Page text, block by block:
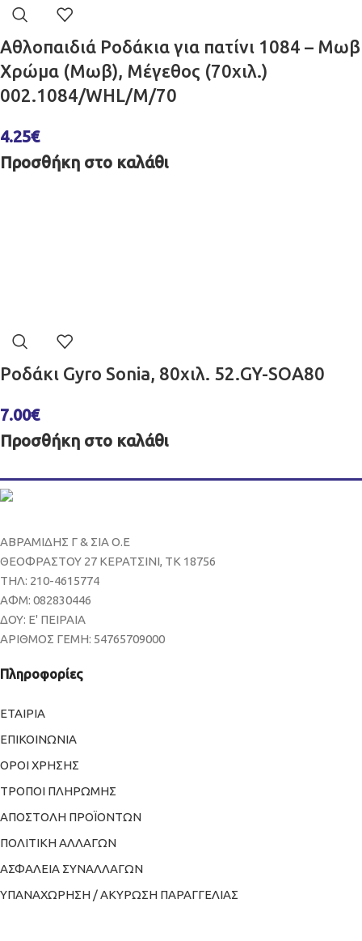
Αθλοπαιδιά Ροδάκια για πατίνι 1084 – Μωβ
Χρώμα (Μωβ), Μέγεθος (70χιλ.)
002.1084/WHL/M/70
4.25€
Προσθήκη στο καλάθι
Ροδάκι Gyro Sonia, 80χιλ. 52.GY-SOA80
7.00€
Προσθήκη στο καλάθι
ΑΒΡΑΜΙΔΗΣ Γ & ΣΙΑ Ο.Ε
ΘΕΟΦΡΑΣΤΟΥ 27 ΚΕΡΑΤΣΙΝΙ, ΤΚ 18756
ΤΗΛ: 210-4615774
ΑΦΜ: 082830446
ΔΟΥ: Ε' ΠΕΙΡΑΙΑ
ΑΡΙΘΜΟΣ ΓΕΜΗ: 54765709000
Πληροφορίες
ΕΤΑΙΡΙΑ
ΕΠΙΚΟΙΝΩΝΙΑ
ΟΡΟΙ ΧΡΗΣΗΣ
ΤΡΟΠΟΙ ΠΛΗΡΩΜΗΣ
ΑΠΟΣΤΟΛΗ ΠΡΟΪΟΝΤΩΝ
ΠΟΛΙΤΙΚΗ ΑΛΛΑΓΩΝ
ΑΣΦΑΛΕΙΑ ΣΥΝΑΛΛΑΓΩΝ
ΥΠΑΝΑΧΩΡΗΣΗ / ΑΚΥΡΩΣΗ ΠΑΡΑΓΓΕΛΙΑΣ